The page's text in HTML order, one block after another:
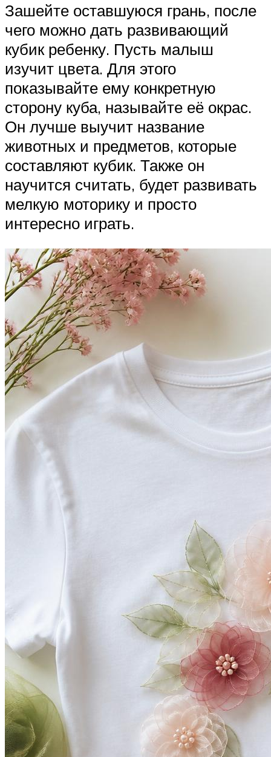
Зашейте оставшуюся грань, после
чего можно дать развивающий
кубик ребенку. Пусть малыш
изучит цвета. Для этого
показывайте ему конкретную
сторону куба, называйте её окрас.
Он лучше выучит название
животных и предметов, которые
составляют кубик. Также он
научится считать, будет развивать
мелкую моторику и просто
интересно играть.